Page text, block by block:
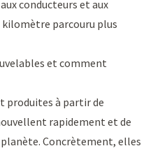
conducteurs et aux
parcouru plus
et comment
produites à partir de
rapidement et de
Concrètement, elles